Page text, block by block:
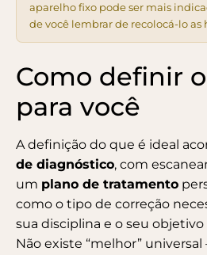
aparelho fixo pode ser mais
de você lembrar de recolocá-lo as
Como definir
para você
A definição do que é ideal
de diagnóstico, com
um plano de tratamento
como o tipo de correção
sua disciplina e o seu
Não existe “melhor”